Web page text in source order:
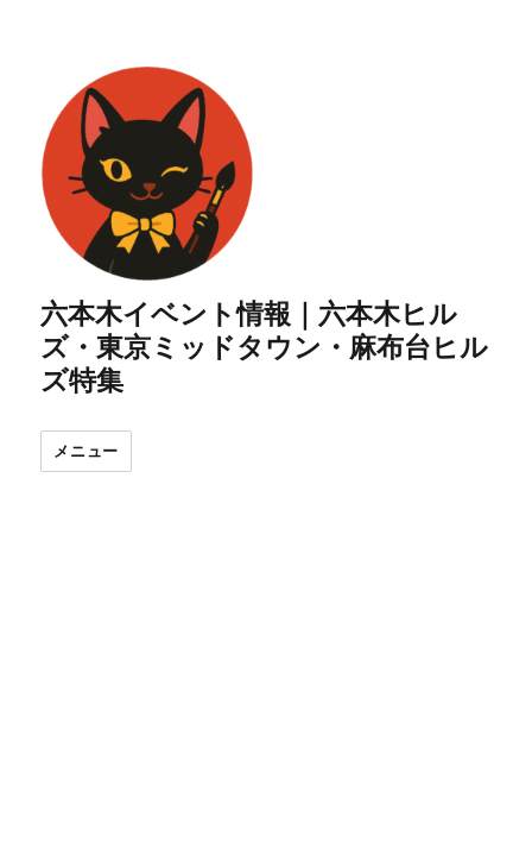
六本木イベント情報｜六本木ヒル
ズ・東京ミッドタウン・麻布台ヒル
ズ特集
メニュー